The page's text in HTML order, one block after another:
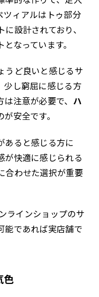
ツィアルはトゥ部分
設計されており、
なっています。
うど良いと感じるサ
少し窮屈に感じる方
注意が必要で、 ハ
安全です。
あると感じる方に
が快適に感じられる
合わせた選択が重要
ラインショップのサ
能であれば実店舗で
色